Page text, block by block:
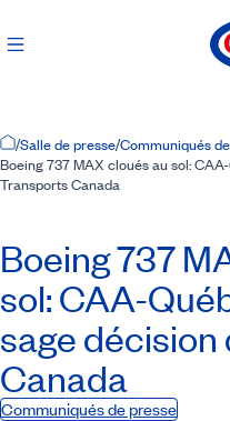
Accueil
/Salle de presse/Communiqués
Boeing 737 MAX cloués au sol:
Transports Canada
Boeing 737
sol:CAA-
sage
Canada
Communiqués de presse